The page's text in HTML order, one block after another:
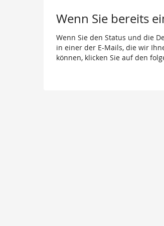
Wenn Sie bereits
Wenn Sie den Status und die
in einer der E-Mails, die wir
können, klicken Sie auf den